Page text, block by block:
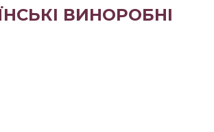
ВИНОРОБНІ